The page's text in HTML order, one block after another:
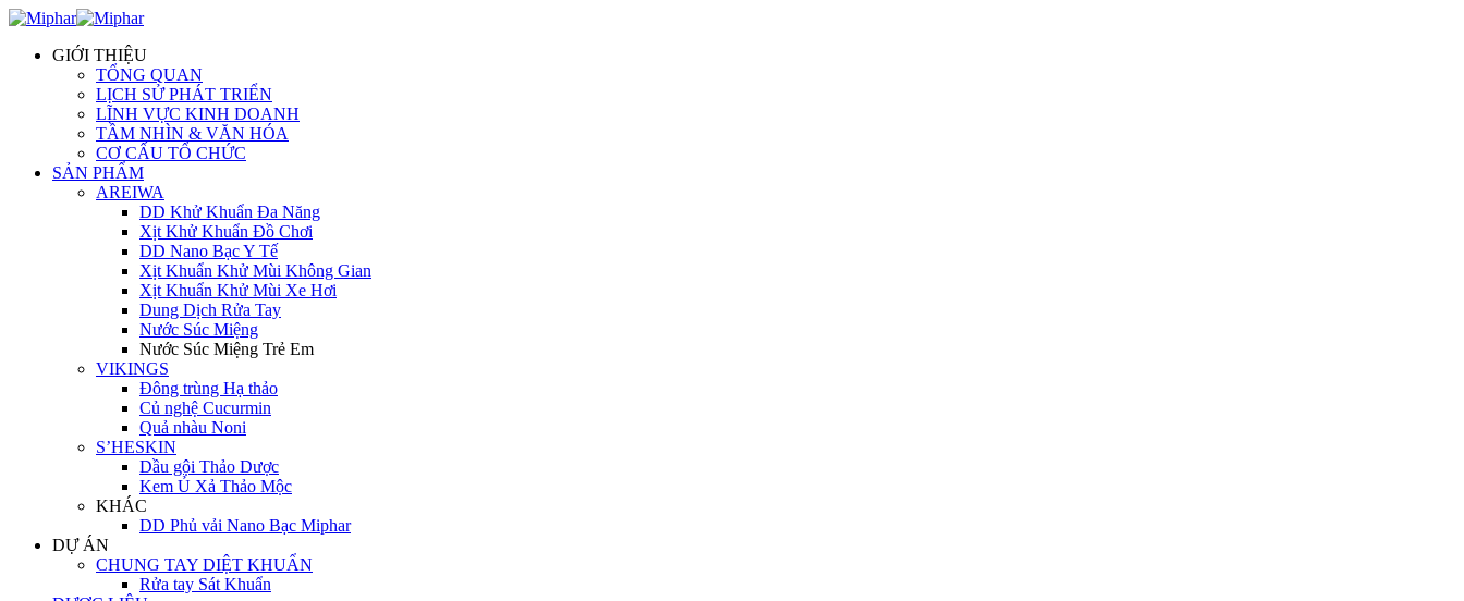
GIỚI THIỆU
TỔNG QUAN
LỊCH SỬ PHÁT TRIỂN
LĨNH VỰC KINH DOANH
TẦM NHÌN & VĂN HÓA
CƠ CẤU TỔ CHỨC
SẢN PHẨM
AREIWA
DD Khử Khuẩn Đa Năng
Xịt Khử Khuẩn Đồ Chơi
DD Nano Bạc Y Tế
Xịt Khuẩn Khử Mùi Không Gian
Xịt Khuẩn Khử Mùi Xe Hơi
Dung Dịch Rửa Tay
Nước Súc Miệng
Nước Súc Miệng Trẻ Em
VIKINGS
Đông trùng Hạ thảo
Củ nghệ Cucurmin
Quả nhàu Noni
S’HESKIN
Dầu gội Thảo Dược
Kem Ủ Xả Thảo Mộc
KHÁC
DD Phủ vải Nano Bạc Miphar
DỰ ÁN
CHUNG TAY DIỆT KHUẨN
Rửa tay Sát Khuẩn